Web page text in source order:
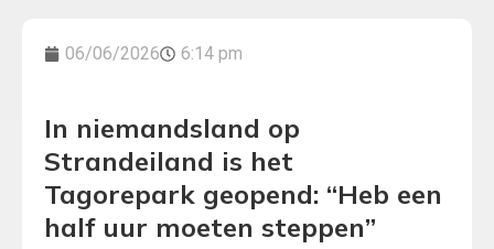
06/06/2026 6:14 pm
In niemandsland op
Strandeiland is het
Tagorepark geopend: “Heb een
half uur moeten steppen”